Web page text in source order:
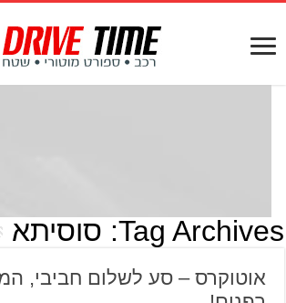
Tag סוסיתא
אוטוקרס – סע לשלום חביבי,